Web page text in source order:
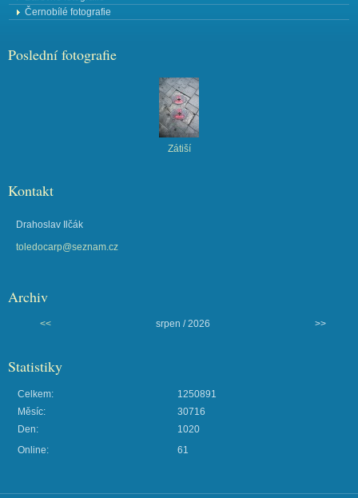
Černobílé fotografie
Poslední fotografie
Zátiší
Kontakt
Drahoslav Ilčák
toledocarp@seznam.cz
Archiv
<< srpen / 2026 >>
Statistiky
Online: 61
Celkem:
1250891
Měsíc:
30716
Den:
1020